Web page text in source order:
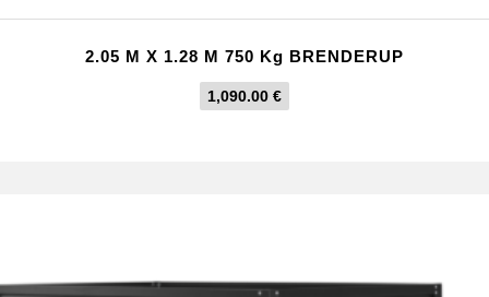
2.05 M X 1.28 M 750 Kg BRENDERUP
1,090.00 €